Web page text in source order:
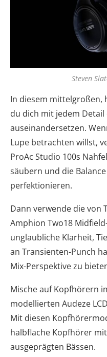
Steven
In diesem mittelgroßen,
du dich mit jedem Detail
auseinandersetzen.
Lupe betrachten willst,
ProAc Studio 100s
säubern und die
perfektionieren.
Dann verwende die von
Amphion Two18
unglaubliche Klarheit,
an Transienten-Punch
Mix-Perspektive zu
Mische auf Kopfhörern
modellierten Audeze
Mit diesen
halbflache Kopfhörer
ausgeprägten Bässen.